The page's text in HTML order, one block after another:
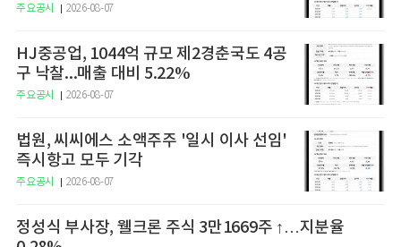
주요공시 2026-08-07
HJ중공업, 1044억 규모 제2경춘국도 4공
구 낙찰...매출 대비 5.22%
주요공시 2026-08-07
법원, 씨씨에스 소액주주 '일시 이사 선임'
즉시항고 모두 기각
주요공시 2026-08-07
정성식 부사장, 웰크론 주식 3만1669주 ↑…지분율